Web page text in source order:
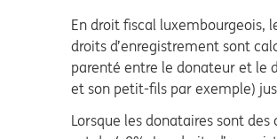
En droit fiscal luxembourgeois,
droits d’enregistrement sont
parenté entre le donateur et le
et son petit-fils par exemple)
Lorsque les donataires sont